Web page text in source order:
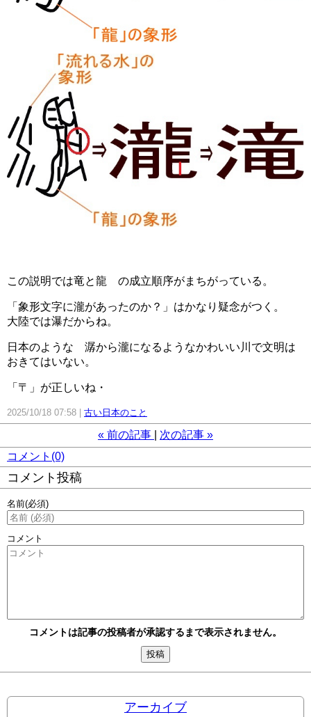
この説明では竜と龍 の成立順序がまちがっている。
「象形文字に瀧があったのか？」はかなり疑念がつく。
大陸では瀑だからね。
日本のような 潺から瀧になるようなかわいい川で文明は
おきてはいない。
「〒」が正しいね・
2025/10/18 07:58 古い日本のこと
« 前の記事 次の記事 »
コメント(0)
コメント投稿
名前(必須)
コメント
コメントは記事の投稿者が承認するまで表示されません。
アーカイブ